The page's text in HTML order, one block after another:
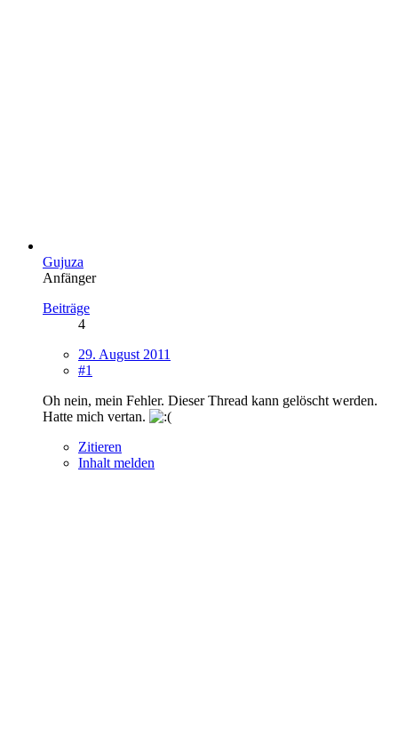
Gujuza
Anfänger
Beiträge
4
29. August 2011
#1
Oh nein, mein Fehler. Dieser Thread kann gelöscht werden.
Hatte mich vertan.
Zitieren
Inhalt melden